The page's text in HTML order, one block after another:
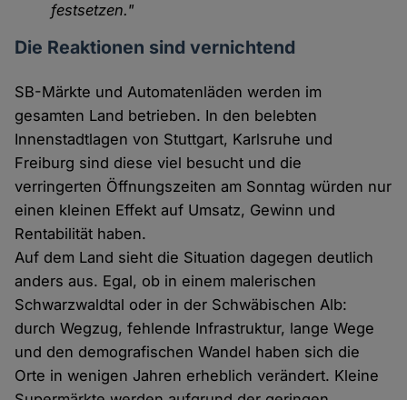
festsetzen."
Die Reaktionen sind vernichtend
SB-Märkte und Automatenläden werden im
gesamten Land betrieben. In den belebten
Innenstadtlagen von Stuttgart, Karlsruhe und
Freiburg sind diese viel besucht und die
verringerten Öffnungszeiten am Sonntag würden nur
einen kleinen Effekt auf Umsatz, Gewinn und
Rentabilität haben.
Auf dem Land sieht die Situation dagegen deutlich
anders aus. Egal, ob in einem malerischen
Schwarzwaldtal oder in der Schwäbischen Alb:
durch Wegzug, fehlende Infrastruktur, lange Wege
und den demografischen Wandel haben sich die
Orte in wenigen Jahren erheblich verändert. Kleine